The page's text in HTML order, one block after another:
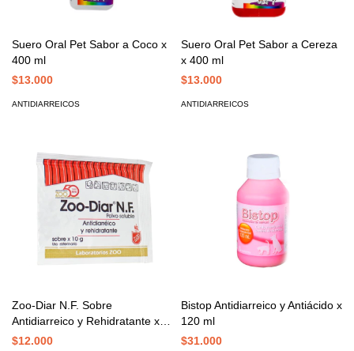
Suero Oral Pet Sabor a Coco x
400 ml
$13.000
ANTIDIARREICOS
Suero Oral Pet Sabor a Cereza
x 400 ml
$13.000
ANTIDIARREICOS
Zoo-Diar N.F. Sobre
Antidiarreico y Rehidratante x
10 gr
$12.000
Bistop Antidiarreico y Antiácido x
120 ml
$31.000